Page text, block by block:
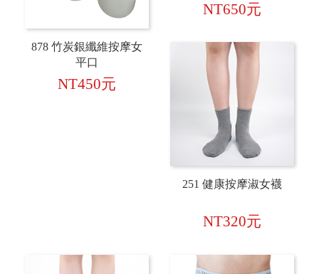
878 竹炭銀纖維按摩女
平口
NT450元
NT650元
251 健康按摩淑女襪
NT320元